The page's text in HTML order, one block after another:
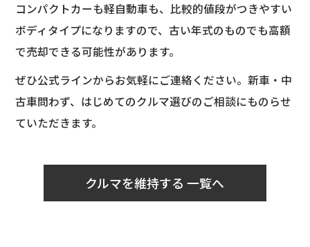
コンパクトカーも軽自動車も、比較的値段がつきやすい
ボディタイプになりますので、古い年式のものでも高額
で売却できる可能性があります。
ぜひ公式ラインからお気軽にご連絡ください。新車・中
古車問わず、はじめてのクルマ選びのご相談にものらせ
ていただきます。
クルマを維持する 一覧へ